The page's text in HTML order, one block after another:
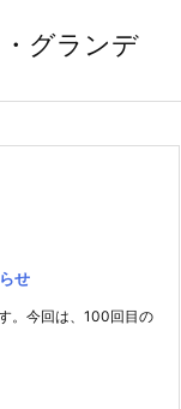
検索
せ
。今回は、100回目の